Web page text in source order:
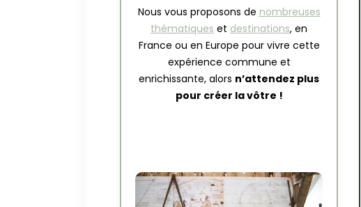
Nous vous proposons de nombreuses
thématiques et destinations, en
France ou en Europe pour vivre cette
expérience commune et
enrichissante, alors n’attendez plus
pour créer la vôtre !